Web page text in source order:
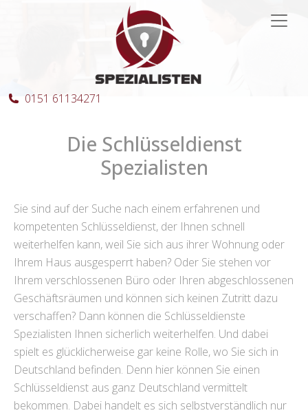
Hauptnavigation
0151 61134271
Die Schlüsseldienst
Spezialisten
Sie sind auf der Suche nach einem erfahrenen und
kompetenten Schlüsseldienst, der Ihnen schnell
weiterhelfen kann, weil Sie sich aus ihrer Wohnung oder
Ihrem Haus ausgesperrt haben? Oder Sie stehen vor
Ihrem verschlossenen Büro oder Ihren abgeschlossenen
Geschäftsräumen und können sich keinen Zutritt dazu
verschaffen? Dann können die Schlüsseldienste
Spezialisten Ihnen sicherlich weiterhelfen. Und dabei
spielt es glücklicherweise gar keine Rolle, wo Sie sich in
Deutschland befinden. Denn hier können Sie einen
Schlüsseldienst aus ganz Deutschland vermittelt
bekommen. Dabei handelt es sich selbstverständlich nur